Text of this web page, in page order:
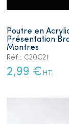
Poutre en
Présentation
Montres
Réf.: C20C21
2,99 € HT